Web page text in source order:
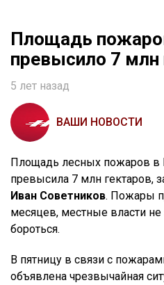
Площадь
превысило 7 млн
5 лет назад
ВАШИ НОВОСТИ
Площадь лесных пожаров в
превысила 7 млн гектаров,
Иван Советников. Пожары
месяцев, местные власти
бороться.
В пятницу в связи с
объявлена чрезвычайная